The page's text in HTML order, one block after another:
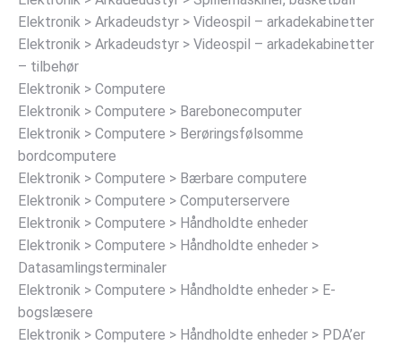
Elektronik > Arkadeudstyr > Videospil – arkadekabinetter
Elektronik > Arkadeudstyr > Videospil – arkadekabinetter
– tilbehør
Elektronik > Computere
Elektronik > Computere > Barebonecomputer
Elektronik > Computere > Berøringsfølsomme
bordcomputere
Elektronik > Computere > Bærbare computere
Elektronik > Computere > Computerservere
Elektronik > Computere > Håndholdte enheder
Elektronik > Computere > Håndholdte enheder >
Datasamlingsterminaler
Elektronik > Computere > Håndholdte enheder > E-
bogslæsere
Elektronik > Computere > Håndholdte enheder > PDA’er